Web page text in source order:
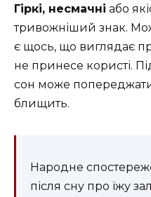
Гіркі, несмачні або
тривожніший знак.
є щось, що виглядає
не принесе користі.
сон може
блищить.
Народне
після сну про їжу